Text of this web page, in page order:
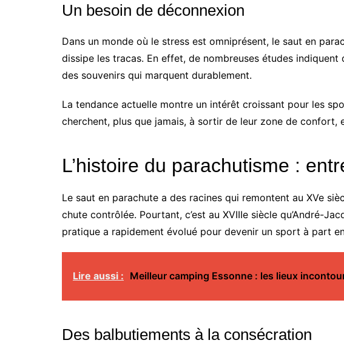
Un besoin de déconnexion
Dans un monde où le stress est omniprésent, le saut en
dissipe les tracas. En effet, de nombreuses études
des souvenirs qui marquent durablement.
La tendance actuelle montre un intérêt croissant pour les
cherchent, plus que jamais, à sortir de leur zone de confort,
L’histoire du parachutisme :
Le saut en parachute a des racines qui remontent au XVe
chute contrôlée. Pourtant, c’est au XVIIIe siècle qu’André-
pratique a rapidement évolué pour devenir un sport à part
Lire aussi : Meilleur camping Essonne : les lieux
Des balbutiements à la consécration